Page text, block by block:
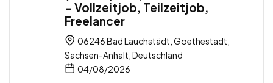
– Vollzeitjob, Teilzeitjob,
Freelancer
06246 Bad Lauchstädt, Goethestadt,
Sachsen-Anhalt, Deutschland
04/08/2026